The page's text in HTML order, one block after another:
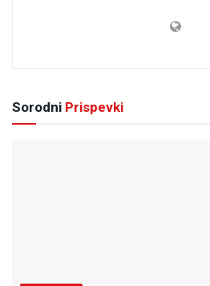
Sorodni Prispevki